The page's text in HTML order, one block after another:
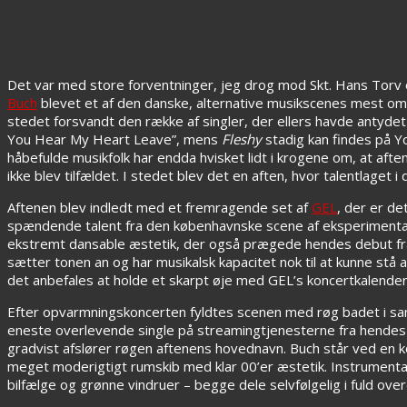
Det var med store forventninger, jeg drog mod Skt. Hans
Buch blevet et af den danske, alternative musikscenes mest
stedet forsvandt den række af singler, der ellers havde
You Hear My Heart Leave”, mens Fleshystadig kan findes på
håbefulde musikfolk har endda hvisket lidt i krogene om, at
ikke blev tilfældet. I stedet blev det en aften, hvor talentlaget i
Aftenen blev indledt med et fremragende set afGEL , der er
spændende talent fra den københavnske scene af
ekstremt dansable æstetik, der også prægede hendes debut
sætter tonen an og har musikalsk kapacitet nok til at kunne stå
det anbefales at holde et skarpt øje med GEL’s
Efter opvarmningskoncerten fyldtes scenen med røg badet i
eneste overlevende single på streamingtjenesterne fra
gradvist afslører røgen aftenens hovednavn. Buch står ved
meget moderigtigt rumskib med klar 00’er æstetik.
bilfælge og grønne vindruer – begge dele selvfølgelig i fuld